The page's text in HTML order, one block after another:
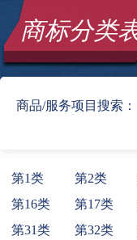
商标分类
商品/服务项目搜索：
第1类 第2类
第16类
第17类
第31类
第32类